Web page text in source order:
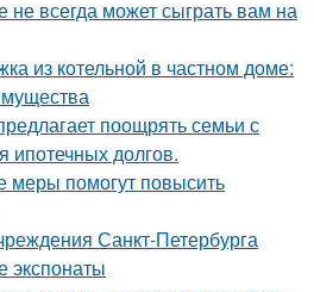
всегда может сыграть вам на
из котельной в частном доме:
поощрять семьи с
ипотечных долгов.
меры помогут повысить
Санкт-Петербурга
экспонаты